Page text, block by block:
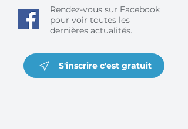
Rendez-vous sur Facebook
pour voir toutes les
dernières actualités.
S'inscrire c'est gratuit